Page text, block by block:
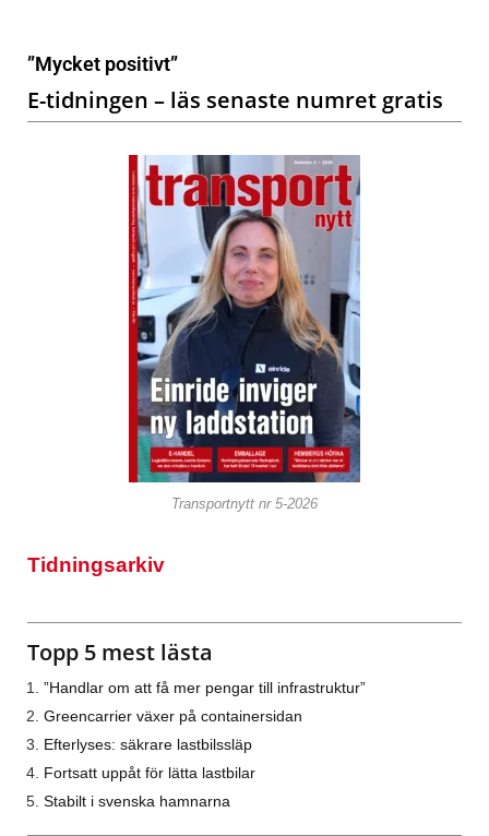
”Mycket positivt”
E-tidningen – läs senaste numret gratis
Transportnytt nr 5-2026
Tidningsarkiv
Topp 5 mest lästa
”Handlar om att få mer pengar till infrastruktur”
Greencarrier växer på containersidan
Efterlyses: säkrare lastbilssläp
Fortsatt uppåt för lätta lastbilar
Stabilt i svenska hamnarna